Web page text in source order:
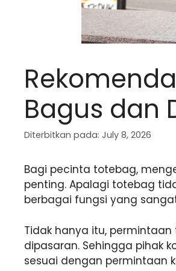
Bagus dan
Diterbitkan pada: July 8, 2026
Bagi pecinta totebag,
penting. Apalagi totebag
berbagai fungsi yang
Tidak hanya itu,
dipasaran. Sehingga pihak
sesuai dengan permintaan